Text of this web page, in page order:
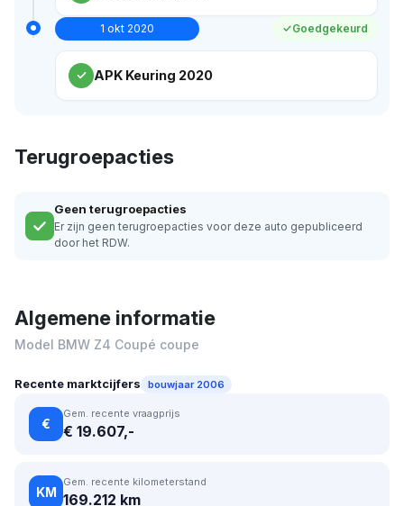
1 okt 2020 Goedgekeurd
APK Keuring 2020
Terugroepacties
Geen terugroepacties
Er zijn geen terugroepacties voor deze auto gepubliceerd
door het RDW.
Algemene informatie
Model BMW Z4 Coupé coupe
Recente marktcijfers bouwjaar 2006
€
Gem. recente vraagprijs
€ 19.607,-
KM
Gem. recente kilometerstand
169.212 km